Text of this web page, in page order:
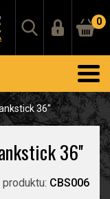
0
36''
36''
produktu: CBS006